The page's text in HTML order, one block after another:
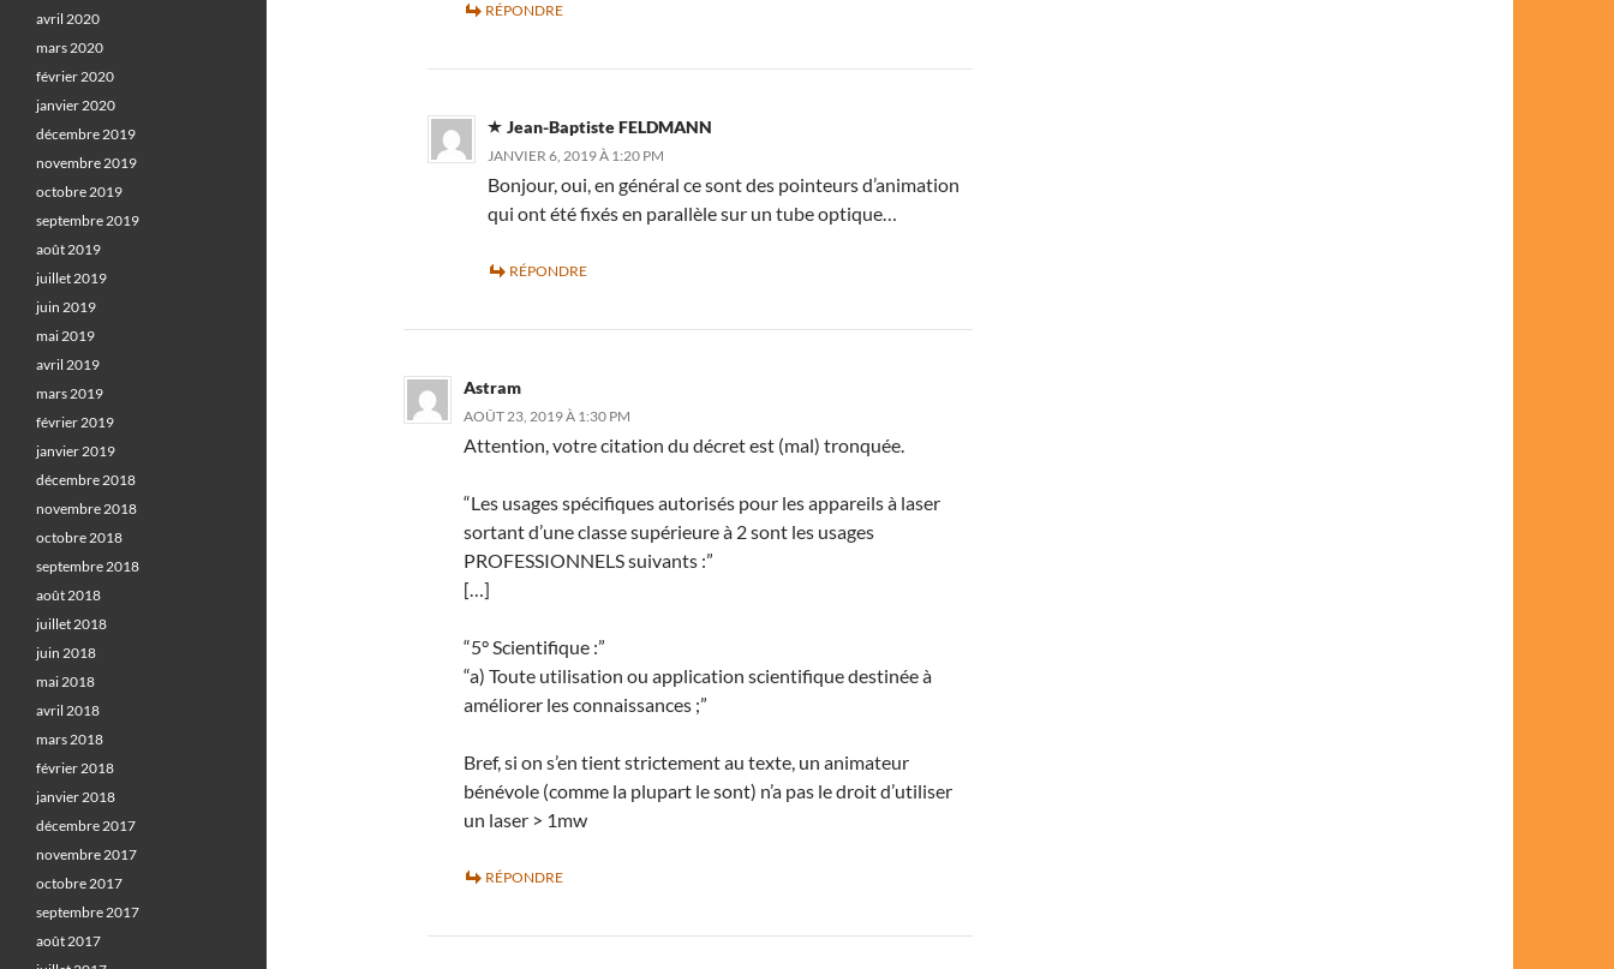
RÉPONDRE
Jean-Baptiste FELDMANN
JANVIER 6, 2019 À 1:20 PM
Bonjour, oui, en général ce sont des pointeurs d’animation
qui ont été fixés en parallèle sur un tube optique…
RÉPONDRE
Astram
AOÛT 23, 2019 À 1:30 PM
Attention, votre citation du décret est (mal) tronquée.
“Les usages spécifiques autorisés pour les appareils à laser
sortant d’une classe supérieure à 2 sont les usages
PROFESSIONNELS suivants :”
[…]
“5° Scientifique :”
“a) Toute utilisation ou application scientifique destinée à
améliorer les connaissances ;”
Bref, si on s’en tient strictement au texte, un animateur
bénévole (comme la plupart le sont) n’a pas le droit d’utiliser
un laser > 1mw
RÉPONDRE
avril 2020
mars 2020
février 2020
janvier 2020
décembre 2019
novembre 2019
octobre 2019
septembre 2019
août 2019
juillet 2019
juin 2019
mai 2019
avril 2019
mars 2019
février 2019
janvier 2019
décembre 2018
novembre 2018
octobre 2018
septembre 2018
août 2018
juillet 2018
juin 2018
mai 2018
avril 2018
mars 2018
février 2018
janvier 2018
décembre 2017
novembre 2017
octobre 2017
septembre 2017
août 2017